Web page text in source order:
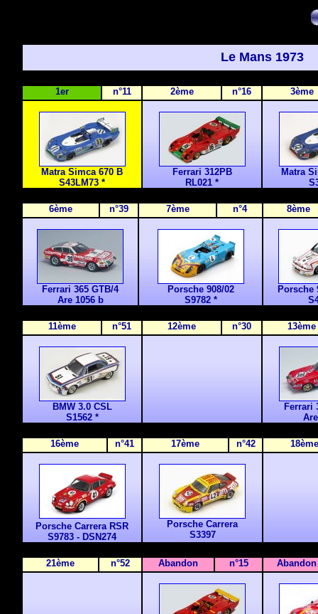
Le Mans 1973
1er n°11 2ème n°16 3ème
Matra Simca 670 B
S43LM73 *
Ferrari 312PB
RL021 *
Matra
6ème n°39 7ème n°4 8ème
Ferrari 365 GTB/4
Are 1056 b
Porsche 908/02
S9782*
Porsche
11ème n°51 12ème n°30 13ème
BMW 3.0 CSL
S1562*
Ferrari
16ème n°41 17ème n°42 18ème
Porsche Carrera RSR
S9783 - DSN274
Porsche Carrera
S3397
21ème n°52 Abandon n°15 Abandon